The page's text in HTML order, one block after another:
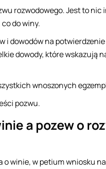
rozwodowego. Jest to nic
do winy.
i dowodów na
dowody, które wskazują
wnoszonych
pozwu.
a pozew o
o winie, wpetiumwniosku